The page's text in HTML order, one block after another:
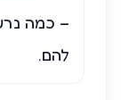
– כמה
להם.